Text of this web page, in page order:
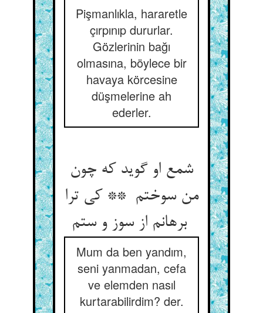
Pişmanlıkla, hararetle
çırpınıp dururlar.
Gözlerinin bağı
olmasına, böylece bir
havaya körcesine
düşmelerine ah
ederler.
شمع او گوید که چون
من سوختم ** کی ترا
برهانم از سوز و ستم
Mum da ben yandım,
seni yanmadan, cefa
ve elemden nasıl
kurtarabilirdim? der.